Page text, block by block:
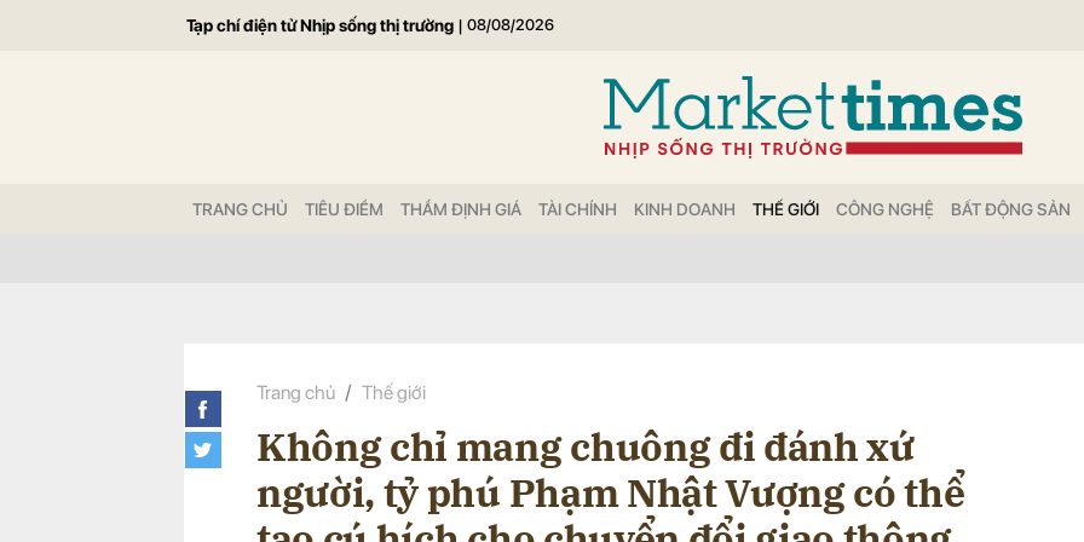
Tạp chí điện tử Nhịp sống thị trường | 08/08/2026
TRANG CHỦ TIÊU ĐIỂM THẨM ĐỊNH GIÁ TÀI CHÍNH KINH DOANH THẾ GIỚI CÔNG NGHỆ BẤT ĐỘNG SẢN
Trang chủ Thế giới
Không chỉ mang chuông đi đánh xứ
người, tỷ phú Phạm Nhật Vượng có thể
Gửi bình luận